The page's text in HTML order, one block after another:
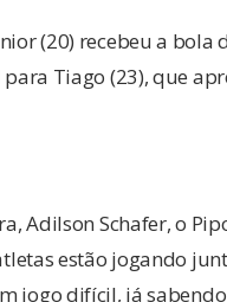
(20) recebeu a bola
Tiago (23), que
Adilson Schafer, o
estão jogando
jogo difícil, já